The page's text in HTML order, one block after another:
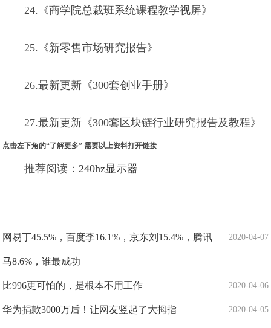
24.《商学院总裁班系统课程教学视屏》
25.《新零售市场研究报告》
26.最新更新《300套创业手册》
27.最新更新《300套区块链行业研究报告及教程》
点击左下角的“了解更多” 需要以上资料打开链接
推荐阅读：240hz显示器
2020-04-07
网易丁45.5%，百度李16.1%，京东刘15.4%，腾讯
马8.6%，谁最成功
2020-04-06
比996更可怕的，是根本不用工作
2020-04-05
华为捐款3000万后！让网友竖起了大拇指